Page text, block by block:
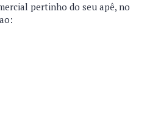
pertinho do seu apê, no